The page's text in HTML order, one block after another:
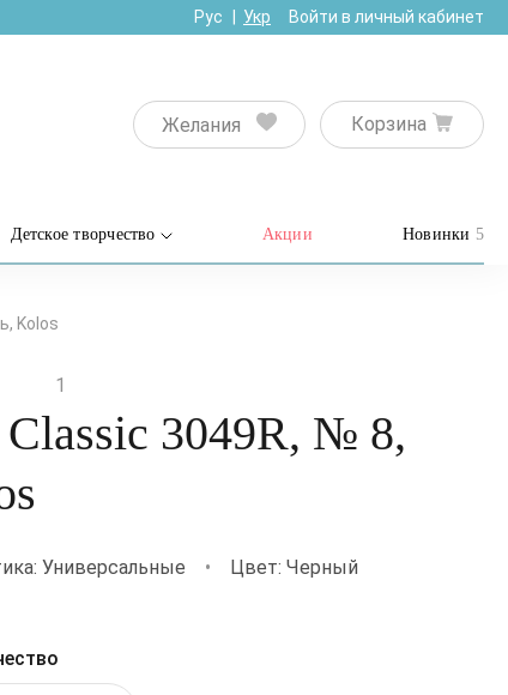
Рус Укр Войти в личный кабинет
Желания Корзина
Детское творчество Акции Новинки 5
Kolos
1
Classic 3049R, № 8,
Универсальные • Цвет: Черный